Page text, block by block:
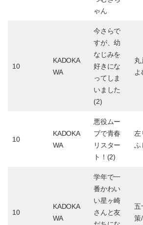
ゃん
10
KADOKA
WA
今さらで
すが、幼
なじみを
好きにな
ってしま
いました
(2)
丸
よ
10
KADOKA
WA
悪役ムー
ブで青春
リスター
ト！(2)
左
ふ
10
KADOKA
WA
学年で一
番かわい
い星ヶ崎
さんと友
五
策